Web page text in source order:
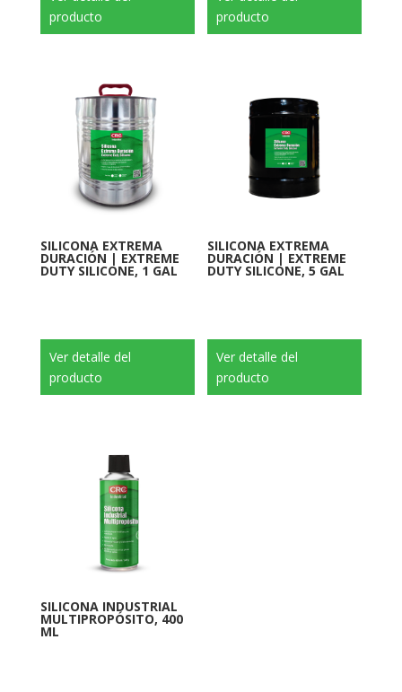
producto
producto
SILICONA EXTREMA
DURACIÓN | EXTREME
DUTY SILICONE, 1 GAL
Ver detalle del
producto
SILICONA EXTREMA
DURACIÓN | EXTREME
DUTY SILICONE, 5 GAL
Ver detalle del
producto
SILICONA INDUSTRIAL
MULTIPROPÓSITO, 400
ML